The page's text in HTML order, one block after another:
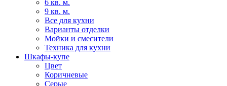
6 кв. м.
9 кв. м.
Все для кухни
Варианты отделки
Мойки и смесители
Техника для кухни
Шкафы-купе
Цвет
Коричневые
Серые